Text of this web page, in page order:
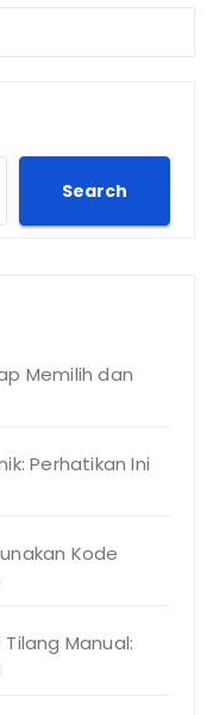
Search
Memilih dan
Perhatikan Ini
Kode
Manual: